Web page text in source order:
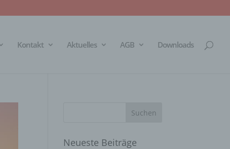
Kontakt Aktuelles AGB Downloads
Neueste Beiträge